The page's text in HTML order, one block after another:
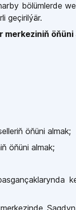
bölümlerde
geçirilýär.
merkeziniň
öňüni almak;
öňüni almak;